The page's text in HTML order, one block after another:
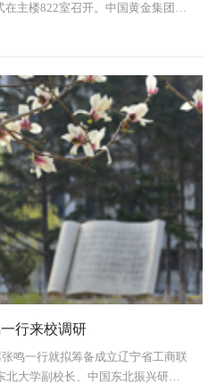
主楼822室召开。中国黄金集团副
强，东北大学黄金学院理事会秘
金学院“黄金班”学生等共110余人
学与中国黄金集...
行来校调研
鸣一行就拟筹备成立辽宁省工商联
北大学副校长、中国东北振兴研究